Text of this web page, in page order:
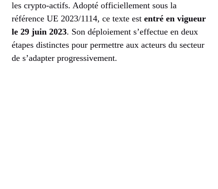
les crypto-actifs. Adopté officiellement sous la
référence UE 2023/1114, ce texte est entré en vigueur
le 29 juin 2023. Son déploiement s’effectue en deux
étapes distinctes pour permettre aux acteurs du secteur
de s’adapter progressivement.